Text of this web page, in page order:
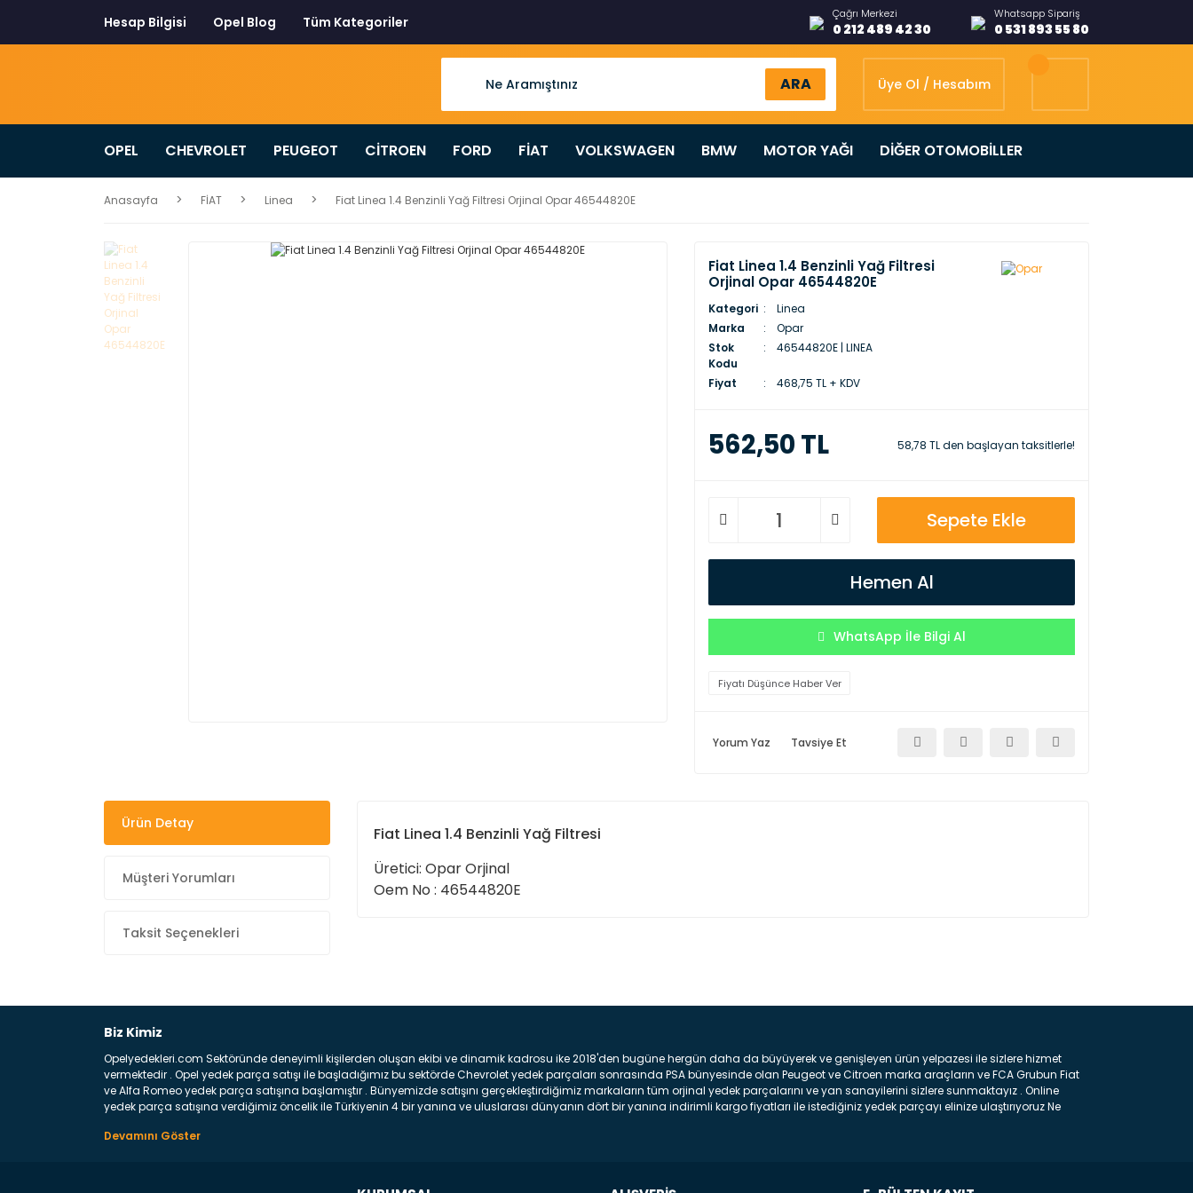
Hesap Bilgisi Opel Blog Tüm Kategoriler Çağrı Merkezi
0 212 489 42 30
Whatsapp Sipariş
0 531 893 55 80
ARA Üye Ol / Hesabım
OPEL CHEVROLET PEUGEOT CİTROEN FORD FİAT VOLKSWAGEN BMW MOTOR YAĞI DİĞER OTOMOBİLLER
Anasayfa FİAT Linea Fiat Linea 1.4 Benzinli Yağ Filtresi Orjinal Opar 46544820E
Fiat Linea 1.4 Benzinli Yağ Filtresi
Orjinal Opar 46544820E
Kategori
Linea
Marka
Opar
Stok
Kodu
46544820E | LINEA
Fiyat 468,75 TL + KDV
562,50 TL 58,78 TL den başlayan taksitlerle!
Sepete Ekle
Hemen Al
WhatsApp İle Bilgi Al
Fiyatı Düşünce Haber Ver
Yorum Yaz Tavsiye Et
Ürün Detay
Müşteri Yorumları
Taksit Seçenekleri
Fiat Linea 1.4 Benzinli Yağ Filtresi
Üretici: Opar Orjinal
Oem No : 46544820E
Biz Kimiz
Opelyedekleri.com Sektöründe deneyimli kişilerden oluşan ekibi ve dinamik kadrosu ike 2018'den bugüne hergün daha da büyüyerek ve genişleyen ürün yelpazesi ile sizlere hizmet
vermektedir . Opel yedek parça satışı ile başladığımız bu sektörde Chevrolet yedek parçaları sonrasında PSA bünyesinde olan Peugeot ve Citroen marka araçların ve FCA Grubun Fiat
ve Alfa Romeo yedek parça satışına başlamıştır . Bünyemizde satışını gerçekleştirdiğimiz markaların tüm orjinal yedek parçalarını ve yan sanayilerini sizlere sunmaktayız . Online
yedek parça satışına verdiğimiz öncelik ile Türkiyenin 4 bir yanına ve uluslarası dünyanın dört bir yanına indirimli kargo fiyatları ile istediğiniz yedek parçayı elinize ulaştırıyoruz Ne
belirttiğimiz parçalar sizlere fikir sağlayacaktır. Ön Tampon : Aracınızın ön kısmında bulunan plastik darbe emici amacı ile yapılmış olan kaporta aksam parçasıdır. Çamurluk :
üretilmiş disk ile teması sayesinde durmayı sağlayan aksam parçadır . Fren Diski : Aracımızın ön ve arka tekerlerinde bulunan frenleme ana elemanıdır . Hangi Araçlara Yedek Parça